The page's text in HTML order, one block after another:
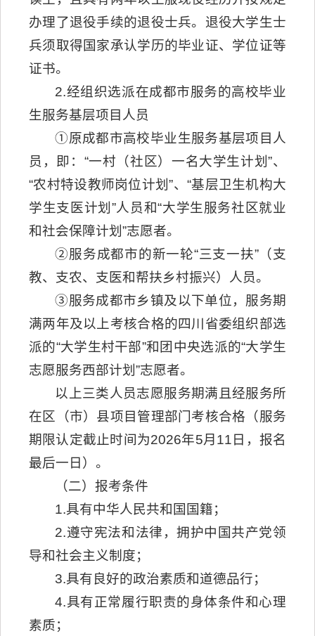
办理了退役手续的退役士兵。退役大学生士
兵须取得国家承认学历的毕业证、学位证等
证书。
2.经组织选派在成都市服务的高校毕业
生服务基层项目人员
①原成都市高校毕业生服务基层项目人
员，即：“一村（社区）一名大学生计划”、
“农村特设教师岗位计划”、“基层卫生机构大
学生支医计划”人员和“大学生服务社区就业
和社会保障计划”志愿者。
②服务成都市的新一轮“三支一扶”（支
教、支农、支医和帮扶乡村振兴）人员。
③服务成都市乡镇及以下单位，服务期
满两年及以上考核合格的四川省委组织部选
派的“大学生村干部”和团中央选派的“大学生
志愿服务西部计划”志愿者。
以上三类人员志愿服务期满且经服务所
在区（市）县项目管理部门考核合格（服务
期限认定截止时间为2026年5月11日，报名
最后一日）。
（二）报考条件
1.具有中华人民共和国国籍；
2.遵守宪法和法律，拥护中国共产党领
导和社会主义制度；
3.具有良好的政治素质和道德品行；
4.具有正常履行职责的身体条件和心理
素质；